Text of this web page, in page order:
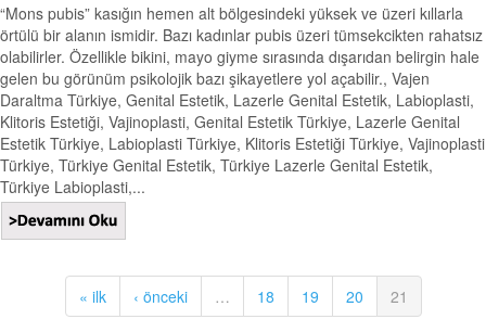
“Mons pubis” kasığın hemen alt bölgesindeki yüksek ve üzeri kıllarla
örtülü bir alanın ismidir. Bazı kadınlar pubis üzeri tümsekcikten rahatsız
olabilirler. Özellikle bikini, mayo giyme sırasında dışarıdan belirgin hale
gelen bu görünüm psikolojik bazı şikayetlere yol açabilir., Vajen
Daraltma Türkiye, Genital Estetik, Lazerle Genital Estetik, Labioplasti,
Klitoris Estetiği, Vajinoplasti, Genital Estetik Türkiye, Lazerle Genital
Estetik Türkiye, Labioplasti Türkiye, Klitoris Estetiği Türkiye, Vajinoplasti
Türkiye, Türkiye Genital Estetik, Türkiye Lazerle Genital Estetik,
Türkiye Labioplasti,...
« ilk ‹ önceki … 18 19 20 21